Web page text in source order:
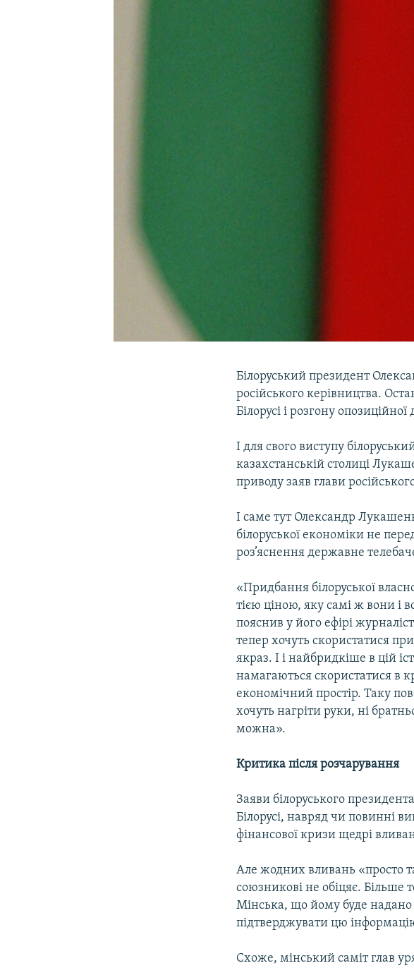
Білоруський президент
російського керівництва.
Білорусі і розгону
І для свого виступу
казахстанській столиці
приводу заяв глави
І саме тут Олександр
білоруської економіки не
роз’яснення державне
«Придбання білоруської
тією ціною, яку самі ж вони і
пояснив у його ефірі
тепер хочуть скористатися
якраз. І і найбридкіше в цій
намагаються скористатися в
економічний простір. Таку
хочуть нагріти руки, ні
можна».
Критика після розчарування
Заяви білоруського
Білорусі, навряд чи повинні
фінансової кризи щедрі
Але жодних вливань «просто
союзникові не обіцяє. Більше
Мінська, що йому буде надано
підтверджувати цю
Схоже, мінський саміт глав